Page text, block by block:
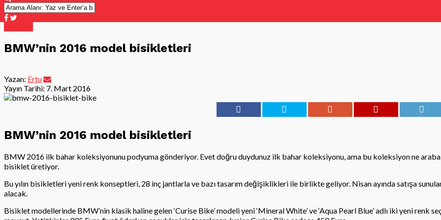
BMW’nin 2016 model bisikletleri
Yazan: Ertu
Yayın Tarihi: 7. Mart 2016
BMW’nin 2016 model bisikletleri
BMW 2016 ilk bahar koleksiyonunu podyuma gönderiyor. Evet doğru duydunuz ilk bahar koleksiyonu, ama bu koleksiyon ne
bisiklet üretiyor.
Bu yılın bisikletleri yeni renk konseptleri, 28 inç jantlarla ve bazı tasarım değişiklikleri ile birlikte geliyor. Nisan ayında satışa
alacak.
Bisiklet modellerinde BMW’nin klasik haline gelen ‘Curise Bike’ modeli yeni ‘Mineral White’ ve ‘Aqua Pearl Blue’ adlı iki yeni renk